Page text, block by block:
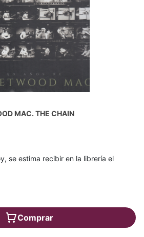
MAC. THE CHAIN
se estima recibir en la librería el
Comprar